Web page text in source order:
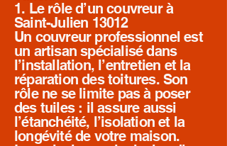
1. Le rôle d’un couvreur à
Saint-Julien 13012
Un couvreur professionnel est
un artisan spécialisé dans
l’installation, l’entretien et la
réparation des toitures. Son
rôle ne se limite pas à poser
des tuiles : il assure aussi
l’étanchéité, l’isolation et la
longévité de votre maison.